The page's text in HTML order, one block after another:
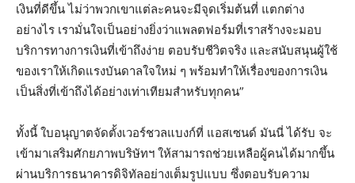
เงินที่ดีขึ้น ไม่ว่าพวกเขาแต่ละคนจะมีจุดเริ่มต้นที่ แตกต่าง
อย่างไร เรามั่นใจเป็นอย่างยิ่งว่าแพลตฟอร์มที่เราสร้างจะมอบ
บริการทางการเงินที่เข้าถึงง่าย ตอบรับชีวิตจริง และสนับสนุนผู้ใช้
ของเราให้เกิดแรงบันดาลใจใหม่ ๆ พร้อมทำให้เรื่องของการเงิน
เป็นสิ่งที่เข้าถึงได้อย่างเท่าเทียมสำหรับทุกคน”
ทั้งนี้ ใบอนุญาตจัดตั้งเวอร์ชวลแบงก์ที่ แอสเซนด์ มันนี่ ได้รับ จะ
เข้ามาเสริมศักยภาพบริษัทฯ ให้สามารถช่วยเหลือผู้คนได้มากขึ้น
ผ่านบริการธนาคารดิจิทัลอย่างเต็มรูปแบบ ซึ่งตอบรับความ